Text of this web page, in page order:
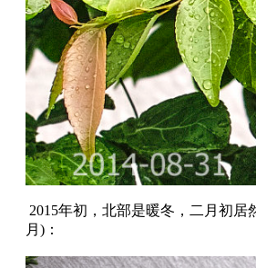
2015年初，北部是暖冬，二月初
月)：